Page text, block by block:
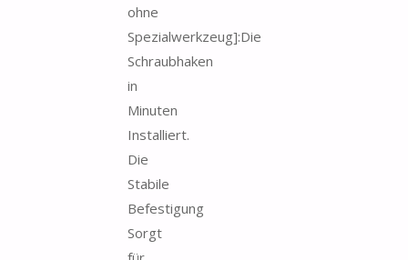
ohne
Spezialwerkzeug]:Die
Schraubhaken
in
Minuten
Installiert.
Die
Stabile
Befestigung
Sorgt